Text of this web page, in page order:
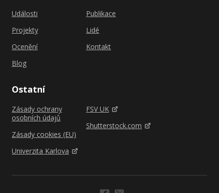
Události
Projekty
Ocenění
Blog
Publikace
Lidé
Kontakt
Ostatní
Zásady ochrany
osobních údajů
Zásady cookies (EU)
Univerzita Karlova
FSV UK
Shutterstock.com